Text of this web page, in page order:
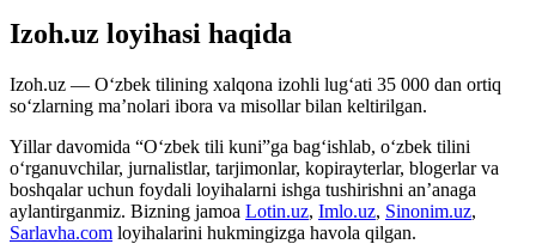
Izoh.uz loyihasi haqida
Izoh.uz — O‘zbek tilining xalqona izohli lug‘ati 35 000 dan ortiq
so‘zlarning ma’nolari ibora va misollar bilan keltirilgan.
Yillar davomida “O‘zbek tili kuni”ga bag‘ishlab, o‘zbek tilini
o‘rganuvchilar, jurnalistlar, tarjimonlar, kopirayterlar, blogerlar va
boshqalar uchun foydali loyihalarni ishga tushirishni an’anaga
aylantirganmiz. Bizning jamoa Lotin.uz, Imlo.uz, Sinonim.uz,
Sarlavha.com loyihalarini hukmingizga havola qilgan.